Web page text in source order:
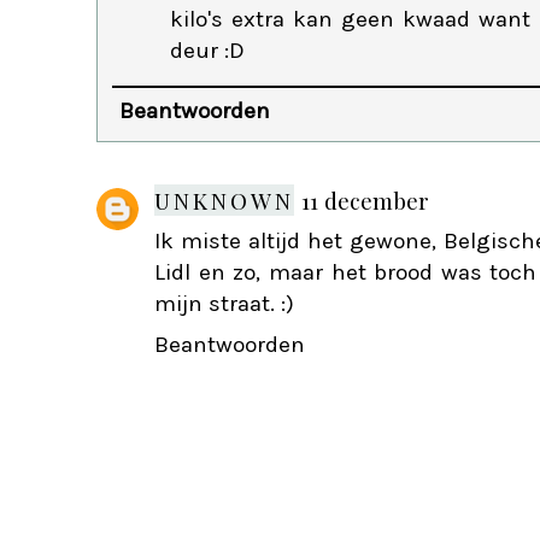
kilo's extra kan geen kwaad
deur :D
Beantwoorden
UNKNOWN 11 december
Ik miste altijd het gewone,
Lidl en zo, maar het brood was
mijn straat. :)
Beantwoorden